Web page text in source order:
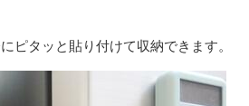
ピタッと貼り付けて収納できます。